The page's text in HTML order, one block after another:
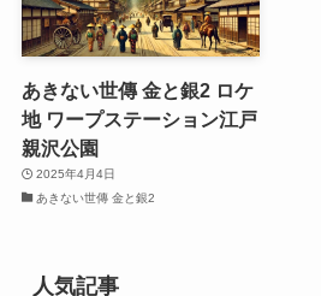
あきない世傳 金と銀2 ロケ
地 ワープステーション江戸
親沢公園
2025年4月4日
あきない世傳 金と銀2
人気記事